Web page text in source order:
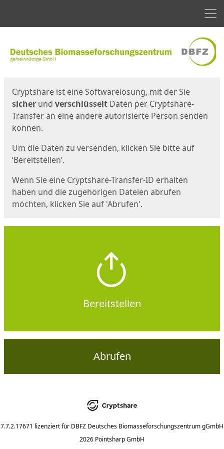
Cryptshare ist eine Softwarelösung, mit der Sie
sicher und verschlüsselt Daten per Cryptshare-
Transfer an eine andere autorisierte Person senden
können.
Um die Daten zu versenden, klicken Sie bitte auf
‘Bereitstellen’.
Wenn Sie eine Cryptshare-Transfer-ID erhalten
haben und die zugehörigen Dateien abrufen
möchten, klicken Sie auf 'Abrufen'.
Bereitstellen
Abrufen
7.7.2.17671 lizenziert für DBFZ Deutsches Biomasseforschungszentrum gGmbH
2026 Pointsharp GmbH